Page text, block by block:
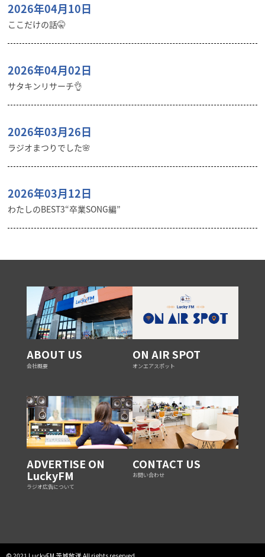
2026年04月10日
ここだけの話🤫
2026年04月02日
サタキンリサーチ👌
2026年03月26日
ラジオまつりでした🌸
2026年03月12日
わたしのBEST3“卒業SONG編”
ABOUT US
会社概要
ON AIR SPOT
オンエアスポット
ADVERTISE ON
LuckyFM
ラジオ広告について
CONTACT US
お問い合わせ